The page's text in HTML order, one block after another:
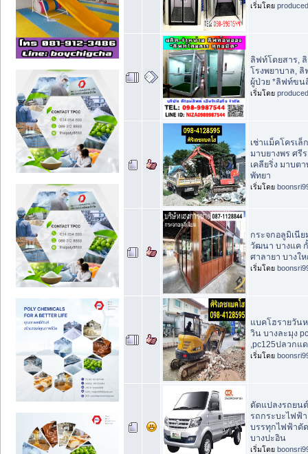
เริ่มโดย
ลิฟท์โดยสาร,
โรงพยาบาล,
ผู้ป่วย *ลิฟท์ขน
เริ่มโดย
เช่าแม็คโครเล็
มาบยางพร ศรี
เคลียริ่ง มาบต
พัทยา
เริ่มโดย
กระจกอลูมิเนี
วัฒนา บางแค
ศาลายา บางใ
เริ่มโดย
แบคโฮรายวัน
วิน บางละมุง
,pc125ปลวกแ
เริ่มโดย
ดัดแปลงรถยน
รถกระบะไฟฟ้
บรรทุกไฟฟ้าดั
บางปะอิน
เริ่มโดย